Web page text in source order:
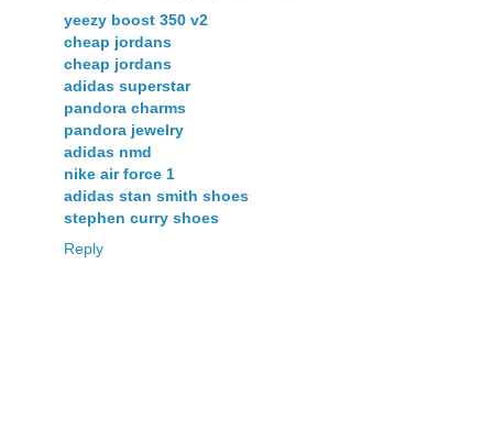
yeezy boost 350 v2
cheap jordans
cheap jordans
adidas superstar
pandora charms
pandora jewelry
adidas nmd
nike air force 1
adidas stan smith shoes
stephen curry shoes
Reply